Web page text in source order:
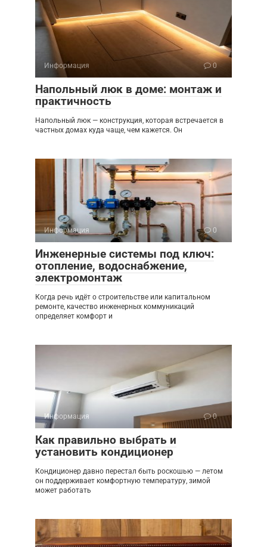
Информация 0
Напольный люк в доме: монтаж и
практичность
Напольный люк — конструкция, которая встречается в
частных домах куда чаще, чем кажется. Он
Информация 0
Инженерные системы под ключ:
отопление, водоснабжение,
электромонтаж
Когда речь идёт о строительстве или капитальном
ремонте, качество инженерных коммуникаций
определяет комфорт и
Информация 0
Как правильно выбрать и
установить кондиционер
Кондиционер давно перестал быть роскошью — летом
он поддерживает комфортную температуру, зимой
может работать